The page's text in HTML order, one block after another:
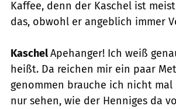
Kaffee, denn der Kaschel ist
das, obwohl er angeblich immer
KaschelApehanger! Ich weiß
heißt. Da reichen mir ein paar
genommen brauche ich nicht mal
nur sehen, wie der Henniges da